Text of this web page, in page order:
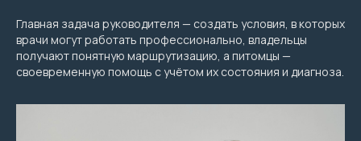
Главная задача руководителя — создать условия, в которых
врачи могут работать профессионально, владельцы
получают понятную маршрутизацию, а питомцы —
своевременную помощь с учётом их состояния и диагноза.